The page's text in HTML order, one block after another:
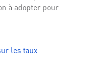
à adopter pour
les taux